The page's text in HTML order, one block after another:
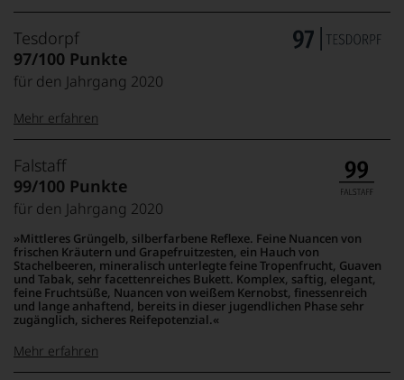
Tesdorpf
97/100 Punkte
für den Jahrgang 2020
99–100 Punkte:
95–98 Punkte:
90–94 Punkte:
Tesdorpf
Der
Name
Tesdorpf
steht
für
»Fine
Wine«,
für
die
Weine
der
Mehr erfahren
Falstaff
99/100 Punkte
für den Jahrgang 2020
Mittleres Grüngelb, silberfarbene Reflexe. Feine Nuancen von
frischen Kräutern und Grapefruitzesten, ein Hauch von
Stachelbeeren, mineralisch unterlegte feine Tropenfrucht, Guaven
und Tabak, sehr facettenreiches Bukett. Komplex, saftig, elegant,
feine Fruchtsüße, Nuancen von weißem Kernobst, finessenreich
und lange anhaftend, bereits in dieser jugendlichen Phase sehr
zugänglich, sicheres Reifepotenzial.
Mehr erfahren